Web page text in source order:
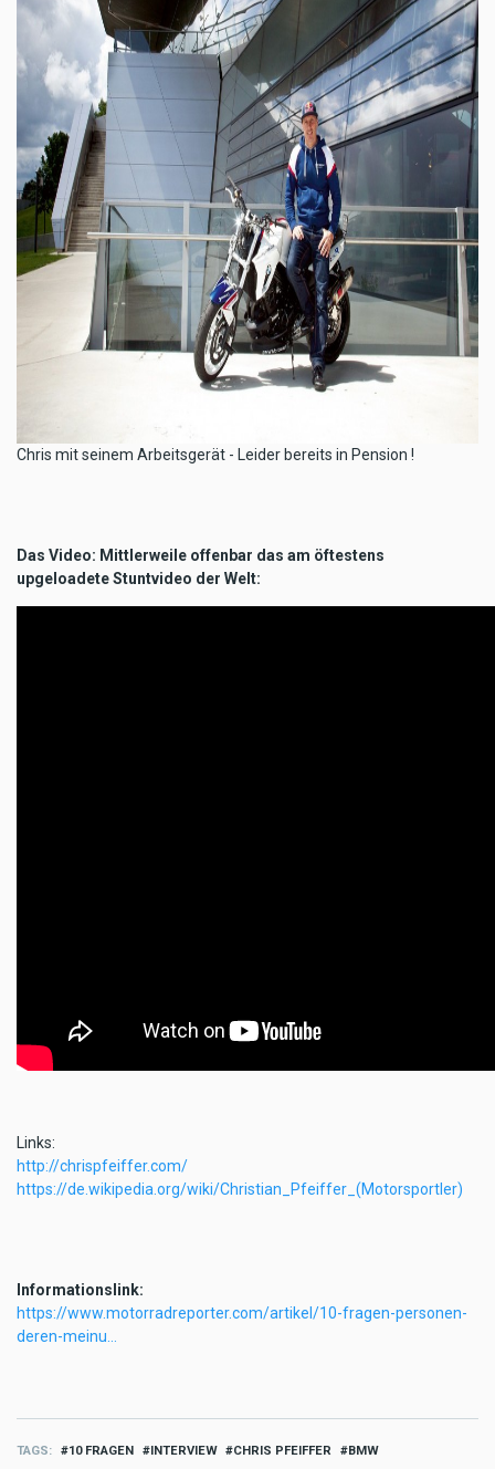
Chris mit seinem Arbeitsgerät - Leider bereits in Pension !
Das Video: Mittlerweile offenbar das am öftestens
upgeloadete Stuntvideo der Welt:
Links:
http://chrispfeiffer.com/
https://de.wikipedia.org/wiki/Christian_Pfeiffer_(Motorsportler)
Informationslink:
https://www.motorradreporter.com/artikel/10-fragen-personen-
deren-meinu…
TAGS 10 FRAGEN INTERVIEW CHRIS PFEIFFER BMW